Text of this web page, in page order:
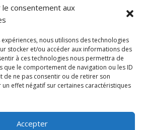
le consentement aux
nous utilisons des technologies
stocker et/ou accéder aux informations des
à ces technologies nous permettra de
que le comportement de navigation ou les ID
de ne pas consentir ou de retirer son
effet négatif sur certaines caractéristiques
Accepter
Si tu souhaites
Rocknfool, n'hésite
pas à nous envoyer
tes chroniques de
concerts, de films,
séries ou des billets
d'humeur :